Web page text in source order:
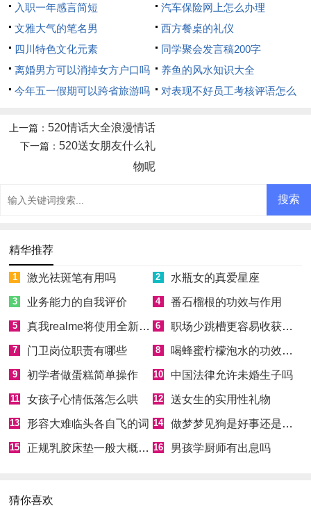
入职一年感言简短
汽车保险网上怎么办理
文雅大气的笔名男
西方餐桌的礼仪
四川特色文化元素
同学聚会发言稿200字
离婚男方可以消掉女方户口吗
养鱼的风水知识大全
今年五一假期可以跨省旅游吗
对表现不好员工考核评语怎么
上一篇：520情话大全浪漫情话
下一篇： 520送女朋友什么礼
物呢
精华推荐
1 激光祛斑笔有用吗 2 水瓶女的真爱星座
3 业务能力的自我评价 4 番石榴根的功效与作用
5 真我realme将使用全新Logo 6 职场少跳槽更容易收获成功
7 门卫岗位职责有哪些 8 喝蜂蜜柠檬泡水的功效和好处
9 初学者做蛋糕简单操作 10 中国法律允许未婚生子吗
11 女孩子心情低落怎么哄 12 送女生的实用性礼物
13 形容大难临头各自飞的词 14 做梦梦见狗是好事还是坏事
15 正规乳胶床垫一般大概多少钱 16 男孩学厨师有出息吗
猜你喜欢